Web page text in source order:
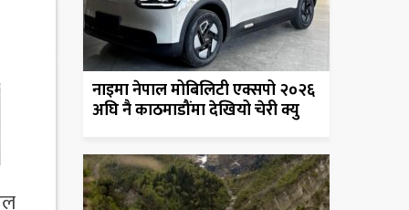
नाइमा नेपाल मोबिलिटी एक्सपो २०२६
अघि नै काठमाडौंमा देखियो चेरी क्यु